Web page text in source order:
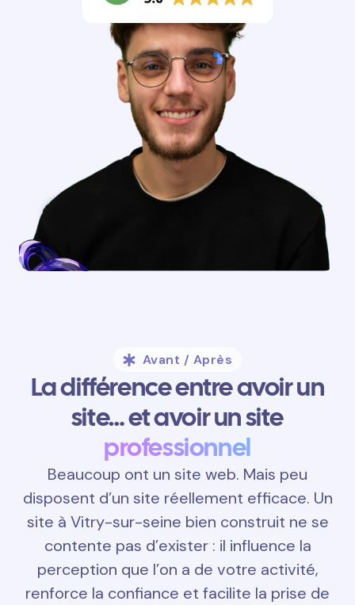
Avant / Après
La différence entre avoir un
site… et avoir un site
professionnel
Beaucoup ont un site web. Mais peu
disposent d’un site réellement efficace. Un
site à Vitry-sur-seine bien construit ne se
contente pas d’exister : il influence la
perception que l’on a de votre activité,
renforce la confiance et facilite la prise de